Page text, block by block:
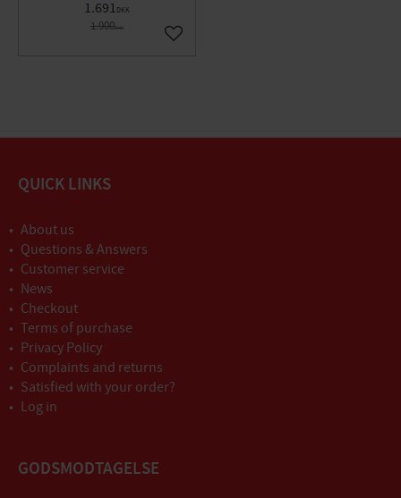
1.691DKK
1.900DKK
Gem som favorit
QUICK LINKS
About us
Questions & Answers
Customer service
News
Checkout
Terms of purchase
Privacy Policy
Complaints and returns
Satisfied with your order?
Log in
GODSMODTAGELSE